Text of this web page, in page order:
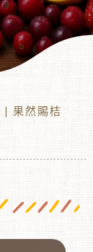
| 果然賜桔